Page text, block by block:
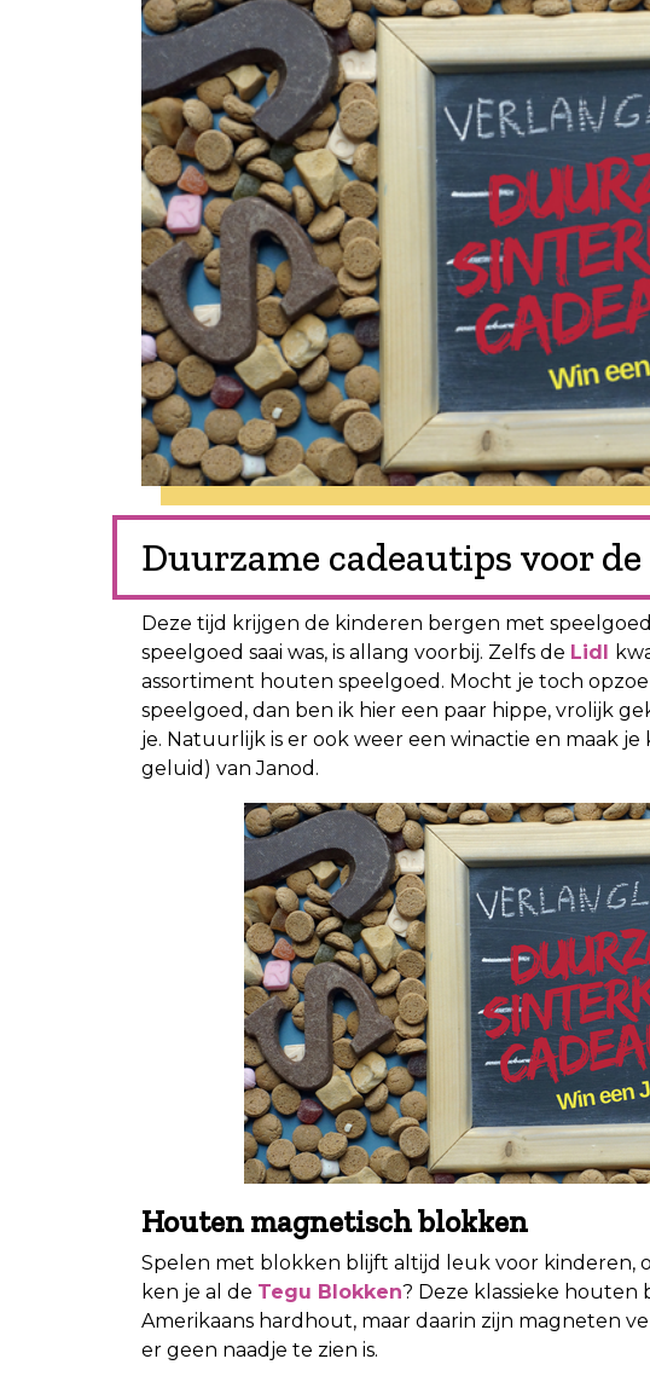
Duurzame cadeautips voor
Deze tijd krijgen de kinderen bergen met
speelgoed saai was, is allang voorbij. Zelfs de Lidl
assortiment houten speelgoed. Mocht je toch
speelgoed, dan ben ik hier een paar hippe, vrolijk
je. Natuurlijk is er ook weer een winactie en maak
geluid) van Janod.
Houten magnetisch blokken
Spelen met blokken blijft altijd leuk voor kinderen,
ken je al de Tegu Blokken? Deze klassieke houten
Amerikaans hardhout, maar daarin zijn magneten
er geen naadje te zien is.